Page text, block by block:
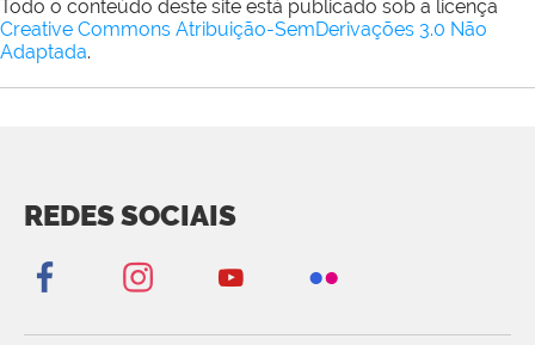
Todo o conteúdo deste site está publicado sob a licença
Creative Commons Atribuição-SemDerivações 3.0 Não
Adaptada.
REDES SOCIAIS